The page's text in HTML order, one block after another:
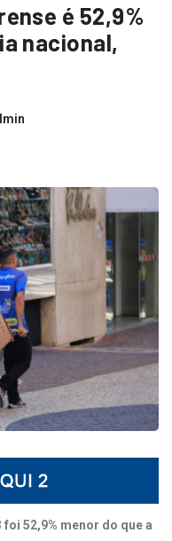
é 52,9%
nacional,
52,9% menor do que a